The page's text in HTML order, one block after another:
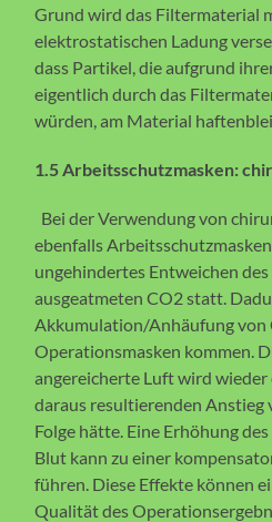
Grund wird das Filtermaterial
elektrostatischen Ladung
dass Partikel, die aufgrund
eigentlich durch das
würden, am Material
1.5 Arbeitsschutzmasken:
Bei der Verwendung von
ebenfalls
ungehindertes Entweichen
ausgeatmeten CO2 statt.
Akkumulation/Anhäufung von
Operationsmasken kommen.
angereicherte Luft wird wieder
daraus resultierenden Anstieg
Folge hätte. Eine Erhöhung
Blut kann zu einer
führen. Diese Effekte können
Qualität des